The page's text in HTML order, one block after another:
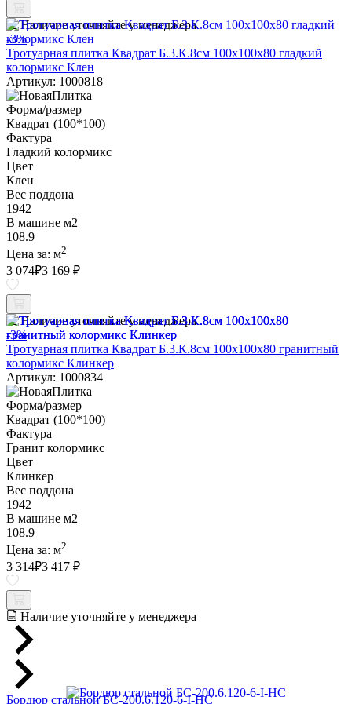
Наличие уточняйте у менеджера
-3%
Тротуарная плитка Квадрат Б.3.К.8см 100х100х80 гладкий
колормикс Клен
Артикул: 1000818
Форма/размер
Квадрат (100*100)
Фактура
Гладкий колормикс
Цвет
Клен
Вес поддона
1942
В машине м2
108.9
Цена за: м2
3 074₽3 169 ₽
Наличие уточняйте у менеджера
-3%
Тротуарная плитка Квадрат Б.3.К.8см 100х100х80 гранитный
колормикс Клинкер
Артикул: 1000834
Форма/размер
Квадрат (100*100)
Фактура
Гранит колормикс
Цвет
Клинкер
Вес поддона
1942
В машине м2
108.9
Цена за: м2
3 314₽3 417 ₽
Наличие уточняйте у менеджера
Бордюр стальной БС-200.6.120-6-I-НС